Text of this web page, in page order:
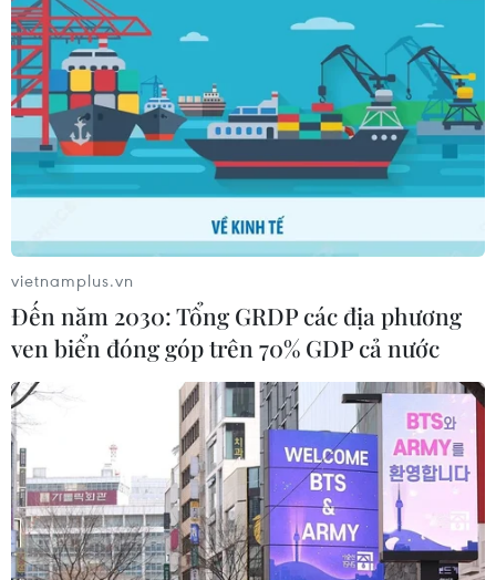
CƠ QUAN CHỦ QUẢN: THÔNG TẤN XÃ VIỆT NAM
Tổng Biên tập: TRẦN TIẾN DUẨN
Phó Tổng Biên tập: NGUYỄN THỊ TÁM, KHÚC THANH
THỦY
Sở hữu trí tuệ
Quy định sử dụng
Hỗ trợ
Ngôn ngữ
TTXVN
Dịch vụ tin
Quảng cáo
Liên hệ
vietnamplus.vn
Đến năm 2030: Tổng GRDP các địa phương
ven biển đóng góp trên 70% GDP cả nước